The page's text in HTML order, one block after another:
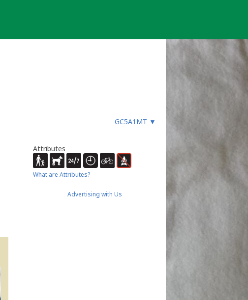
GC5A1MT ▼
Attributes
What are Attributes?
Advertising with Us